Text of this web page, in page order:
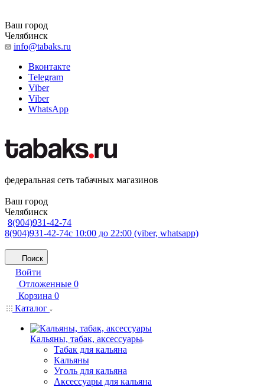
Ваш город
Челябинск
info@tabaks.ru
Вконтакте
Telegram
Viber
Viber
WhatsApp
федеральная сеть табачных магазинов
Ваш город
Челябинск
8(904)931-42-74
8(904)931-42-74с 10:00 до 22:00 (viber, whatsapp)
Поиск
Войти
Отложенные 0
Корзина 0
Каталог
Кальяны, табак, аксессуары
Табак для кальяна
Кальяны
Уголь для кальяна
Аксессуары для кальяна